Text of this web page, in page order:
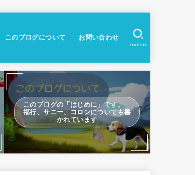
このブログについて お問い合わせ
SEARCH
このブログの「はじめに」です。
福行、サニー、コロンについても書
かれています